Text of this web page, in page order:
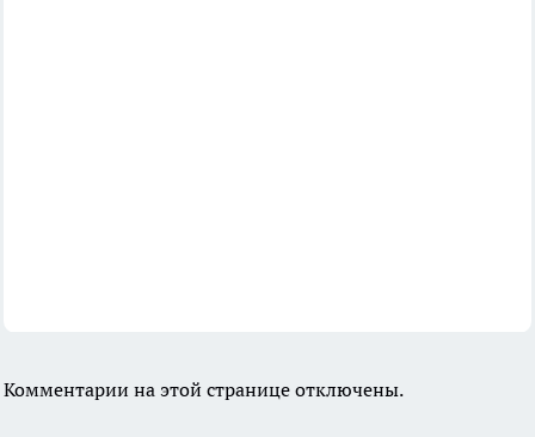
Комментарии на этой странице отключены.